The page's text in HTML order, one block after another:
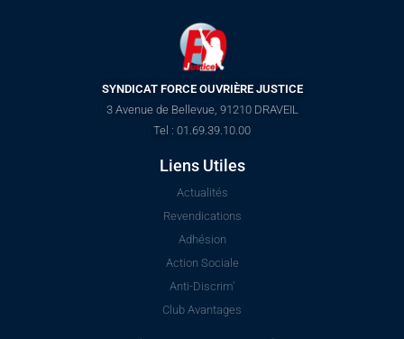
SYNDICAT FORCE OUVRIÈRE JUSTICE
3 Avenue de Bellevue, 91210 DRAVEIL
Tel : 01.69.39.10.00
Liens Utiles
Actualités
Revendications
Adhésion
Action Sociale
Anti-Discrim'
Club Avantages